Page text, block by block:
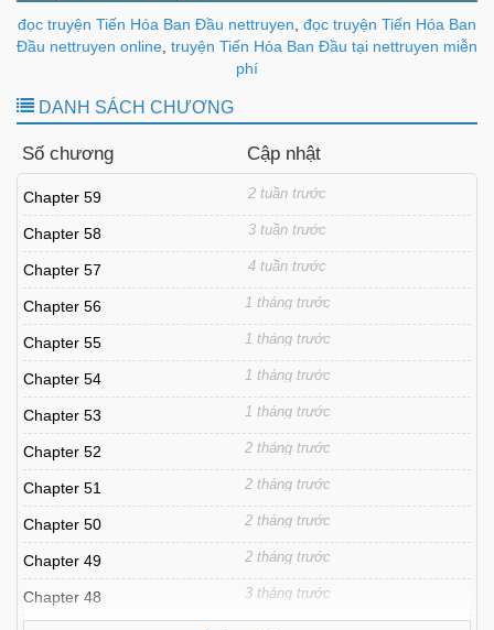
đọc truyện Tiến Hóa Ban Đầu nettruyen đọc truyện Tiến Hóa Ban
Đầu nettruyen online truyện Tiến Hóa Ban Đầu tại nettruyen miễn
phí
DANH SÁCH CHƯƠNG
Số chương Cập nhật
Chapter 59 2 tuần trước
Chapter 58 3 tuần trước
Chapter 57 4 tuần trước
Chapter 56 1 tháng trước
Chapter 55 1 tháng trước
Chapter 54 1 tháng trước
Chapter 53 1 tháng trước
Chapter 52 2 tháng trước
Chapter 51 2 tháng trước
Chapter 50 2 tháng trước
Chapter 49 2 tháng trước
Chapter 48 3 tháng trước